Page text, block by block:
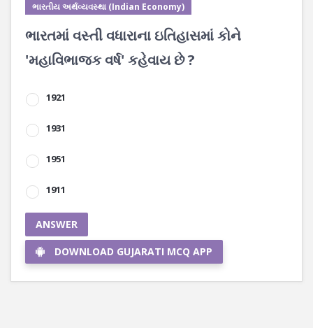
ભારતીય અર્થવ્યવસ્થા (Indian Economy)
ભારતમાં વસ્તી વધારાના ઇતિહાસમાં કોને
'મહાવિભાજક વર્ષ' કહેવાય છે ?
1921
1931
1951
1911
ANSWER
DOWNLOAD GUJARATI MCQ APP